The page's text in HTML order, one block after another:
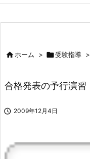
ホーム > 受験指導 >
合格発表の予行演習
 2009年12月4日